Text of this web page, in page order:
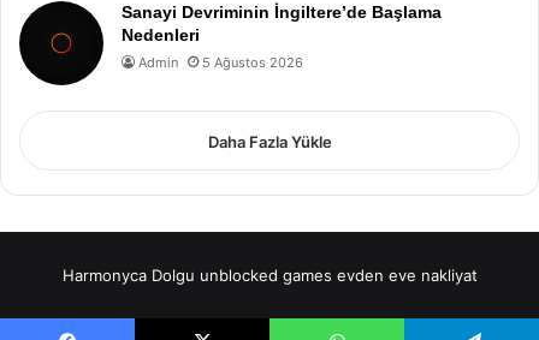
Sanayi Devriminin İngiltere’de Başlama
Nedenleri
Admin 5 Ağustos 2026
Daha Fazla Yükle
Harmonyca Dolgu unblocked games evden eve nakliyat